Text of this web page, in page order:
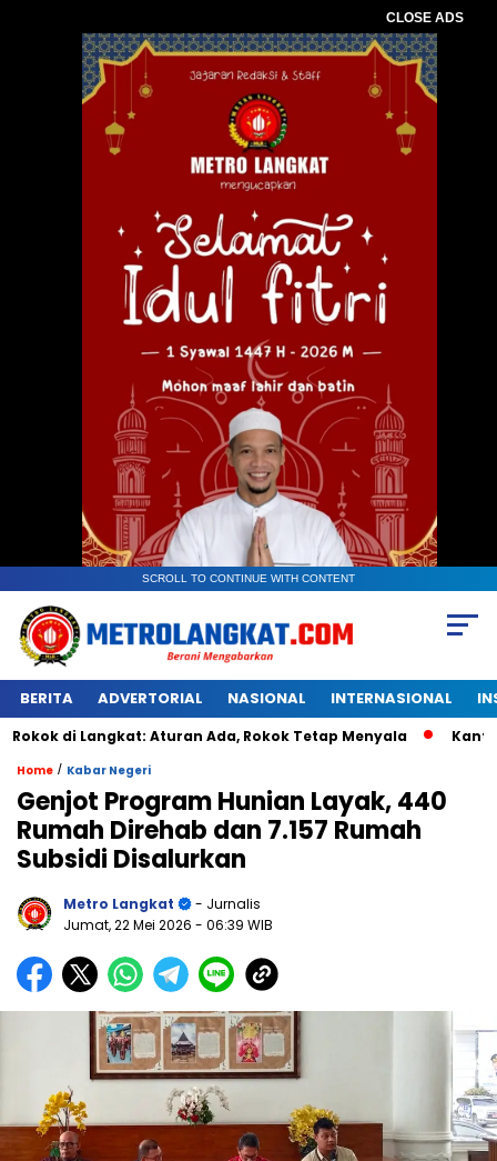
CLOSE ADS
SCROLL TO CONTINUE WITH CONTENT
BERITA ADVERTORIAL NASIONAL INTERNASIONAL
Langkat: Aturan Ada, Rokok Tetap Menyala Kantongan
Home / Kabar Negeri
Genjot Program Hunian Layak, 440
Rumah Direhab dan 7.157 Rumah
Subsidi Disalurkan
Metro Langkat
- Jurnalis
Jumat, 22 Mei 2026 - 06:39 WIB